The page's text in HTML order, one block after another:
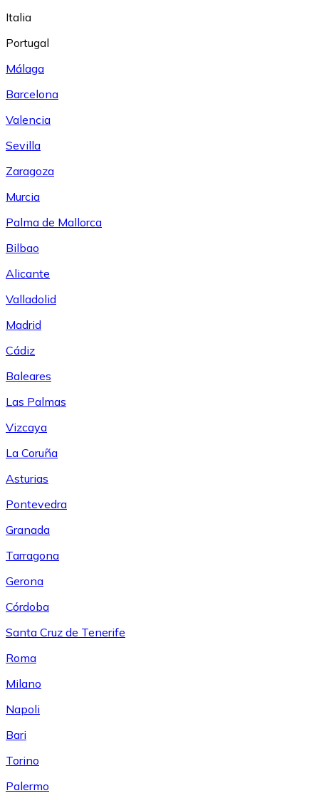
Italia
Portugal
Málaga
Barcelona
Valencia
Sevilla
Zaragoza
Murcia
Palma de Mallorca
Bilbao
Alicante
Valladolid
Madrid
Cádiz
Baleares
Las Palmas
Vizcaya
La Coruña
Asturias
Pontevedra
Granada
Tarragona
Gerona
Córdoba
Santa Cruz de Tenerife
Roma
Milano
Napoli
Bari
Torino
Palermo